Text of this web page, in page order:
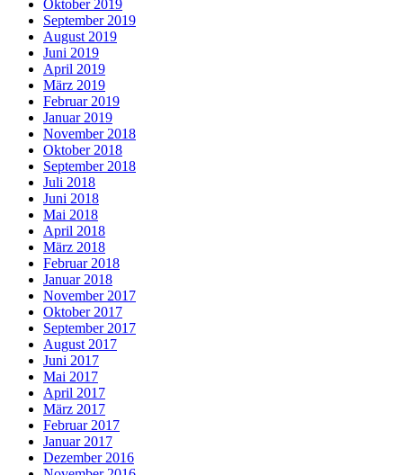
Oktober 2019
September 2019
August 2019
Juni 2019
April 2019
März 2019
Februar 2019
Januar 2019
November 2018
Oktober 2018
September 2018
Juli 2018
Juni 2018
Mai 2018
April 2018
März 2018
Februar 2018
Januar 2018
November 2017
Oktober 2017
September 2017
August 2017
Juni 2017
Mai 2017
April 2017
März 2017
Februar 2017
Januar 2017
Dezember 2016